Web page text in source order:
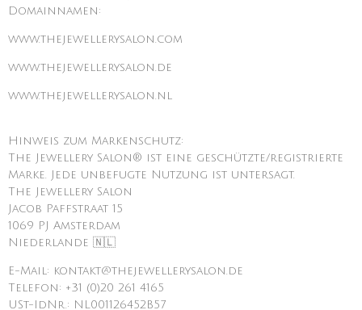
Domainnamen:
www.thejewellerysalon.com
www.thejewellerysalon.de
www.thejewellerysalon.nl
Hinweis zum Markenschutz:
The Jewellery Salon® ist eine geschützte/registrierte
Marke. Jede unbefugte Nutzung ist untersagt.
The Jewellery Salon
Jacob Paffstraat 15
1069 PJ Amsterdam
Niederlande 🇳🇱
E-Mail: kontakt@thejewellerysalon.de
Telefon: +31 (0)20 261 4165
USt-IdNr.: NL001126452B57